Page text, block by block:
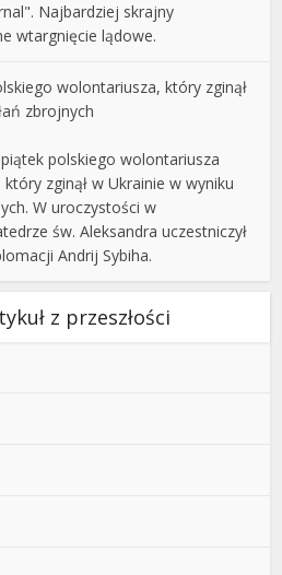
Najbardziej skrajny
wtargnięcie lądowe.
wolontariusza, który zginął
zbrojnych
polskiego wolontariusza
zginął w Ukrainie w wyniku
W uroczystości w
św. Aleksandra uczestniczył
Andrij Sybiha.
z przeszłości